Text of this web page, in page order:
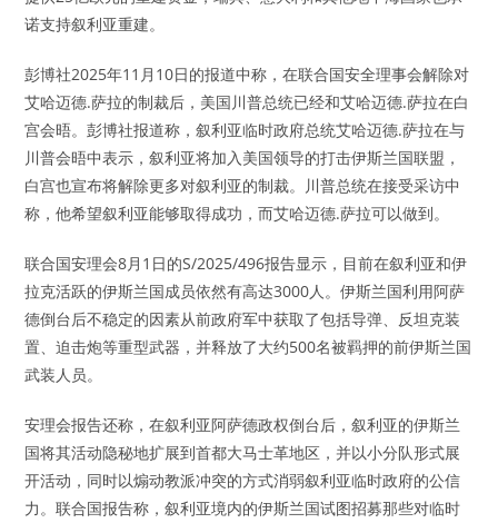
诺支持叙利亚重建。
彭博社2025年11月10日的报道中称，在联合国安全理事会解除对
艾哈迈德.萨拉的制裁后，美国川普总统已经和艾哈迈德.萨拉在白
宫会晤。彭博社报道称，叙利亚临时政府总统艾哈迈德.萨拉在与
川普会晤中表示，叙利亚将加入美国领导的打击伊斯兰国联盟，
白宫也宣布将解除更多对叙利亚的制裁。川普总统在接受采访中
称，他希望叙利亚能够取得成功，而艾哈迈德.萨拉可以做到。
联合国安理会8月1日的S/2025/496报告显示，目前在叙利亚和伊
拉克活跃的伊斯兰国成员依然有高达3000人。伊斯兰国利用阿萨
德倒台后不稳定的因素从前政府军中获取了包括导弹、反坦克装
置、迫击炮等重型武器，并释放了大约500名被羁押的前伊斯兰国
武装人员。
安理会报告还称，在叙利亚阿萨德政权倒台后，叙利亚的伊斯兰
国将其活动隐秘地扩展到首都大马士革地区，并以小分队形式展
开活动，同时以煽动教派冲突的方式消弱叙利亚临时政府的公信
力。联合国报告称，叙利亚境内的伊斯兰国试图招募那些对临时